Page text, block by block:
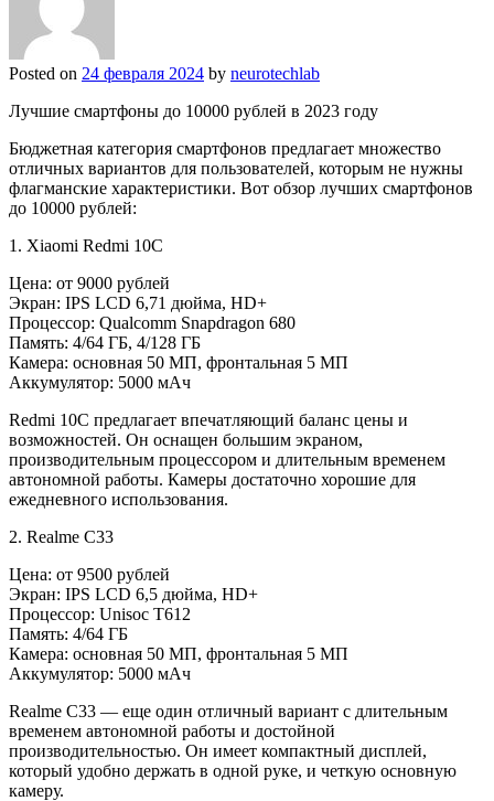
Posted on 24 февраля 2024 by neurotechlab
Лучшие смартфоны до 10000 рублей в 2023 году
Бюджетная категория смартфонов предлагает множество
отличных вариантов для пользователей, которым не нужны
флагманские характеристики. Вот обзор лучших смартфонов
до 10000 рублей:
1. Xiaomi Redmi 10C
Цена: от 9000 рублей
Экран: IPS LCD 6,71 дюйма, HD+
Процессор: Qualcomm Snapdragon 680
Память: 4/64 ГБ, 4/128 ГБ
Камера: основная 50 МП, фронтальная 5 МП
Аккумулятор: 5000 мАч
Redmi 10C предлагает впечатляющий баланс цены и
возможностей. Он оснащен большим экраном,
производительным процессором и длительным временем
автономной работы. Камеры достаточно хорошие для
ежедневного использования.
2. Realme C33
Цена: от 9500 рублей
Экран: IPS LCD 6,5 дюйма, HD+
Процессор: Unisoc T612
Память: 4/64 ГБ
Камера: основная 50 МП, фронтальная 5 МП
Аккумулятор: 5000 мАч
Realme C33 — еще один отличный вариант с длительным
временем автономной работы и достойной
производительностью. Он имеет компактный дисплей,
который удобно держать в одной руке, и четкую основную
камеру.